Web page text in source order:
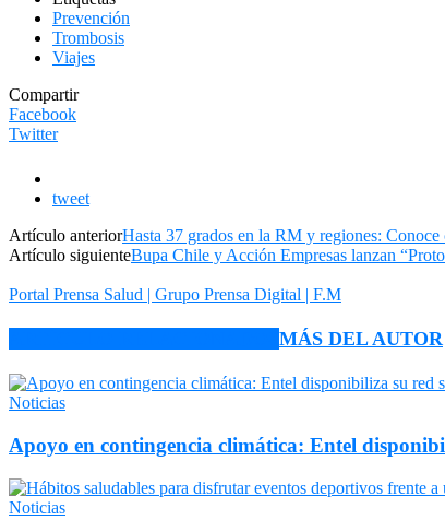
Prevención
Trombosis
Viajes
Compartir
Facebook
Twitter
tweet
Artículo anteriorHasta 37 grados en la RM y regiones:
Artículo siguienteBupa Chile y Acción Empresas lanzan
Portal Prensa Salud | Grupo Prensa Digital | F.M
MÁS DEL AUTOR
Noticias
Apoyo en contingencia climática: Entel
Noticias